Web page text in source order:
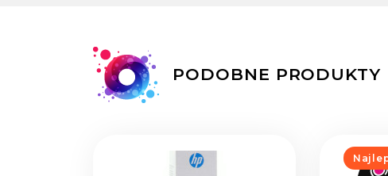
PODOBNE PRODUKTY